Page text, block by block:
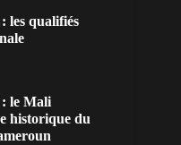
les qualifiés
le Mali
historique du